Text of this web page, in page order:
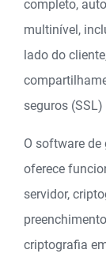
completo,
multinível,
lado do
seguros
O software de
oferece
servidor,
criptografia